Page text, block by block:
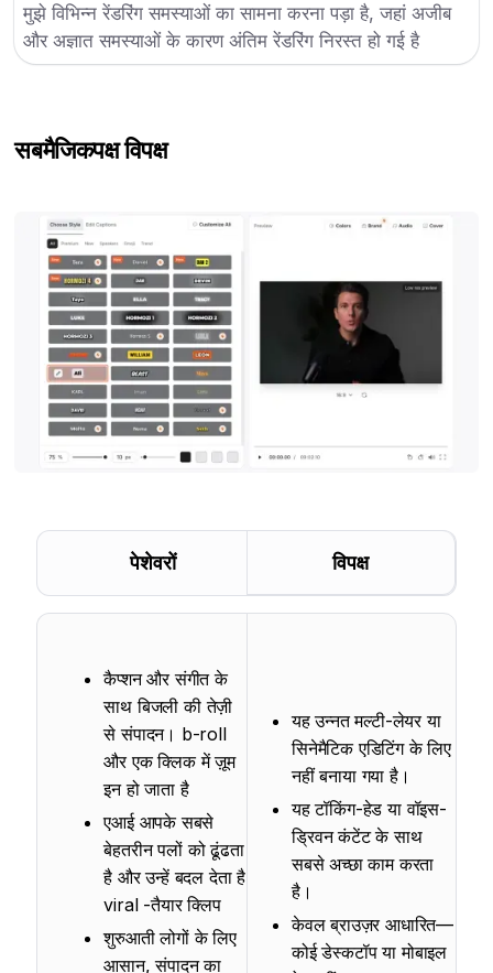
मुझे विभिन्न रेंडरिंग समस्याओं का सामना करना पड़ा है, जहां अजीब
और अज्ञात समस्याओं के कारण अंतिम रेंडरिंग निरस्त हो गई है
सबमैजिकपक्ष विपक्ष
पेशेवरों विपक्ष
कैप्शन और संगीत के
साथ बिजली की तेज़ी
से संपादन। b-roll
और एक क्लिक में ज़ूम
इन हो जाता है
एआई आपके सबसे
बेहतरीन पलों को ढूंढता
है और उन्हें बदल देता है
viral -तैयार क्लिप
शुरुआती लोगों के लिए
आसान, संपादन का
यह उन्नत मल्टी-लेयर या
सिनेमैटिक एडिटिंग के लिए
नहीं बनाया गया है।
यह टॉकिंग-हेड या वॉइस-
ड्रिवन कंटेंट के साथ
सबसे अच्छा काम करता
है।
केवल ब्राउज़र आधारित—
कोई डेस्कटॉप या मोबाइल